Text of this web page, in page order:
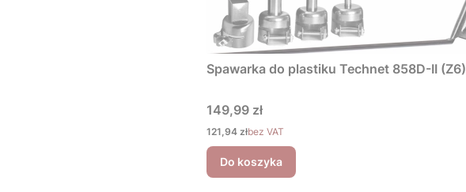
Spawarka do plastiku Technet 858D-II (Z6)
Cena
149,99 zł
Cena
121,94 złbez VAT
Do koszyka